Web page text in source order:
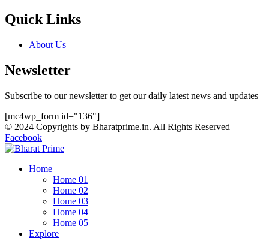
Quick Links
About Us
Newsletter
Subscribe to our newsletter to get our daily latest news and updates
[mc4wp_form id="136"]
© 2024 Copyrights by Bharatprime.in. All Rights Reserved
Facebook
Home
Home 01
Home 02
Home 03
Home 04
Home 05
Explore